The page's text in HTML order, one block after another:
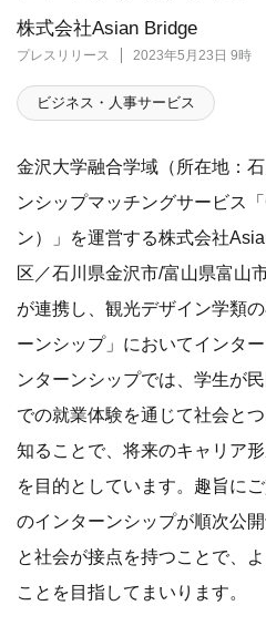
株式会社Asian Bridge
プレスリリース 2023年5月23日 9時
ビジネス・人事サービス
金沢大学融合学域（所在地：
ンシップマッチングサービス
ン）」を運営する株式会社
区／石川県金沢市/富山県富山
が連携し、観光デザイン学類
ーンシップ」においてインタ
ンターンシップでは、学生が
での就業体験を通じて社会と
知ることで、将来のキャリア
を目的としています。趣旨に
のインターンシップが順次公
と社会が接点を持つことで、
ことを目指してまいります。